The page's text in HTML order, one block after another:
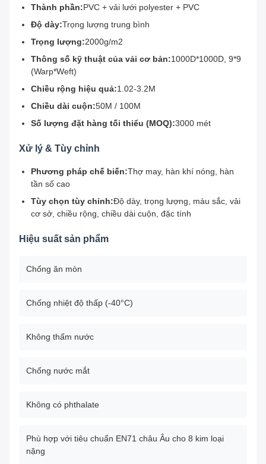
Thành phần:PVC + vải lưới polyester + PVC
Độ dày:Trọng lượng trung bình
Trọng lượng:2000g/m2
Thông số kỹ thuật của vải cơ bản:1000D*1000D, 9*9
(Warp*Weft)
Chiều rộng hiệu quả:1.02-3.2M
Chiều dài cuộn:50M / 100M
Số lượng đặt hàng tối thiểu (MOQ):3000 mét
Xử lý & Tùy chỉnh
Phương pháp chế biến:Thợ may, hàn khí nóng, hàn
tần số cao
Tùy chọn tùy chỉnh:Độ dày, trọng lượng, màu sắc, vải
cơ sở, chiều rộng, chiều dài cuộn, đặc tính
Hiệu suất sản phẩm
Chống ăn mòn
Chống nhiệt độ thấp (-40°C)
Không thấm nước
Chống nước mắt
Không có phthalate
Phù hợp với tiêu chuẩn EN71 châu Âu cho 8 kim loại
nặng